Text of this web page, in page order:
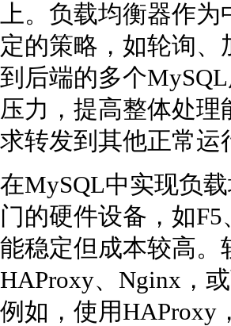
上。负载均衡器作为
定的策略，如轮询
到后端的多个
压力，提高整体处
求转发到其他正常运
在MySQL中实现负
门的硬件设备，如
能稳定但成本较高。
HAProxy、Nginx，
例如，使用HAProxy